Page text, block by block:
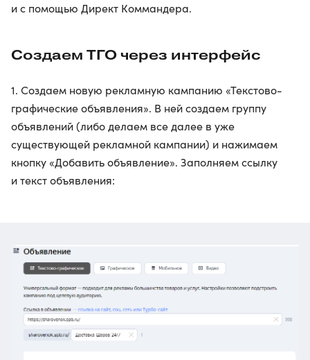
и с помощью Директ Коммандера.
Создаем ТГО через интерфейс
1. Создаем новую рекламную кампанию «Текстово-
графические объявления». В ней создаем группу
объявлений (либо делаем все далее в уже
существующей рекламной кампании) и нажимаем
кнопку «Добавить объявление». Заполняем ссылку
и текст объявления: